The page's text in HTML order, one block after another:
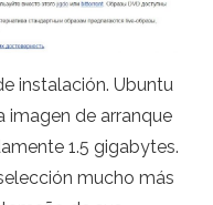
instalación. Ubuntu
imagen de arranque
1.5 gigabytes.
mucho más